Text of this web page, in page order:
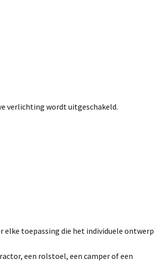
verlichting wordt uitgeschakeld.
elke toepassing die het individuele ontwerp
een rolstoel, een camper of een